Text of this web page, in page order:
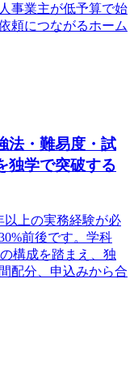
事業主が低予算で始
頼につながるホーム
法・難易度・試
独学で突破する
以上の実務経験が必
前後です。学科
構成を踏まえ、独
配分、申込みから合